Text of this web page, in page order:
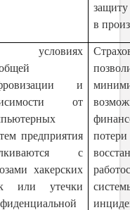
защиту
в
и
от
предприятия
с
хакерских
или утечки